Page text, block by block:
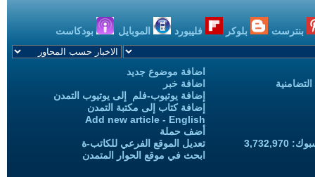
بنترست بلوكر فليبورد الموبايل بودكاست
اضافة موضوع جديد
اضافة خبر
إضافة يوتيوب-فلم إلى يوتيوب التمدن
إضافة كتاب إلى مكتبة التمدن
Add new article - English
أضف حملة
تعديل الموقع الفرعي للكاتب-ة
ابحث في موقع الحوار المتمدن